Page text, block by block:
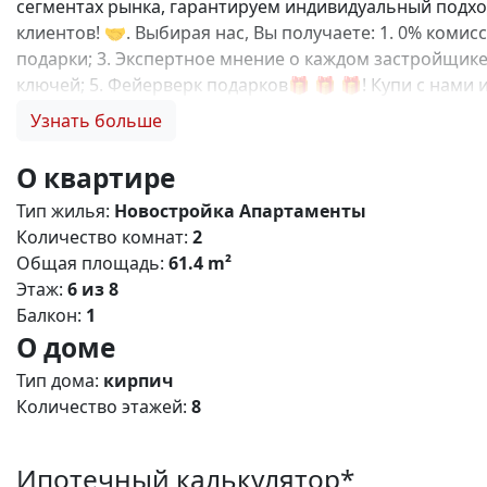
сегментах рынка, гарантируем индивидуальный
клиентов! 🤝. Выбирая нас, Вы получаете: 1. 0%
подарки; 3. Экспертное мнение о каждом
ключей; 5. Фейерверк подарков🎁 🎁 🎁! Купи с
разнообразными планировками апартаментов,
множество старинных дворцов и величественных
водопады, здесь вы соберете уникальную коллекцию
территорией со своей инфраструктурой, которая
📹 Продуманная система безопасности,
спортивные площадки; 🛞 Безопасный двор без
транспорта- 2 мин На машине: ✈ Аэропорт – 2 часа.
Беспроцентная рассрочка от застройщика; •
мы подберем лучший вариант именно для Вас. N11484
Узнать больше
О квартире
Тип жилья: Новостройка Апартаменты
Количество комнат: 2
Общая площадь: 61.4 m²
Этаж: 6 из 8
Балкон: 1
О доме
Тип дома: кирпич
Количество этажей: 8
Ипотечный калькулятор*